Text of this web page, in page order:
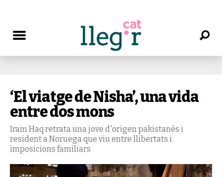
‘El viatge de Nisha’, una vida
entre dos mons
Iram Haq retrata una jove d'origen pakistanès i
resident a Noruega que viu entre llibertats i
imposicions familiars